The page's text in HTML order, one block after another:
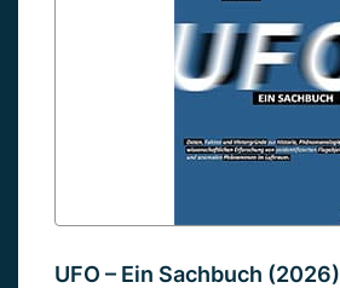
UFO – Ein Sachbuch (2026)